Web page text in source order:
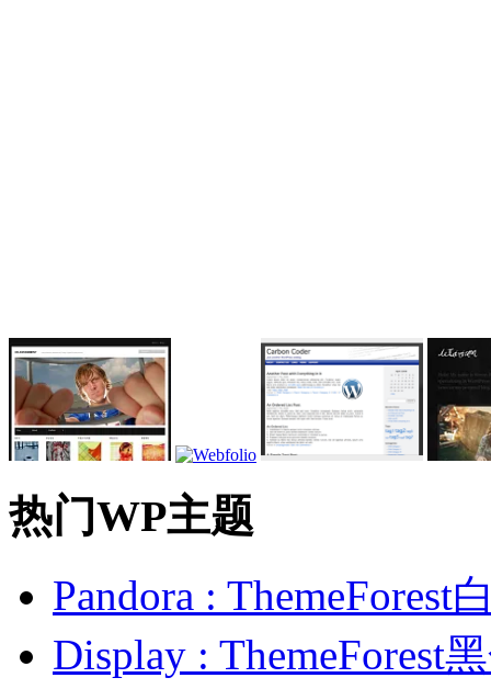
热门WP主题
Pandora : ThemeForest
Display : ThemeForest